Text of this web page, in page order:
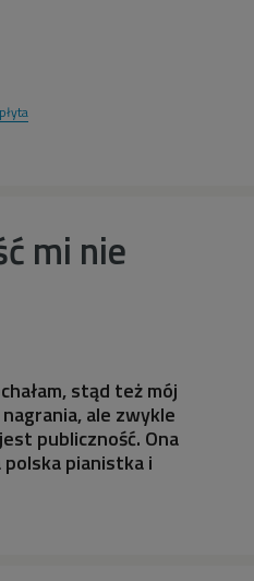
płyta
mi nie
stąd też mój
ale zwykle
publiczność. Ona
pianistka i